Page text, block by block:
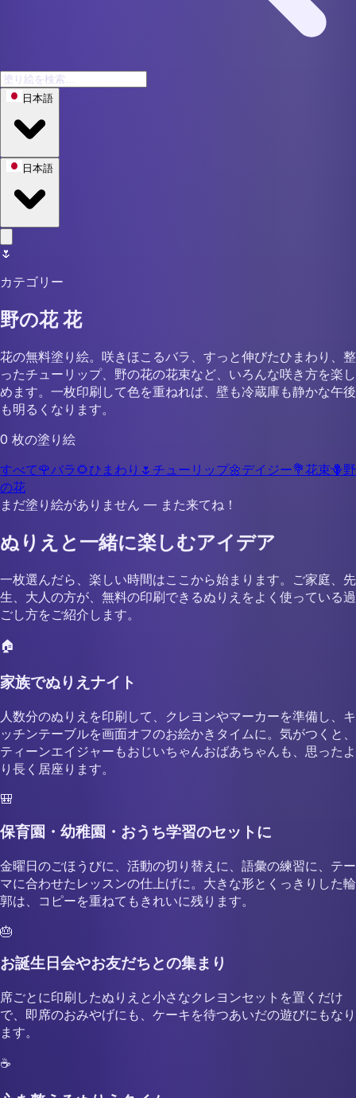
日本語
日本語
🌷
カテゴリー
野の花 花
花の無料塗り絵。咲きほこるバラ、すっと伸びたひまわり、整
ったチューリップ、野の花の花束など、いろんな咲き方を楽し
めます。一枚印刷して色を重ねれば、壁も冷蔵庫も静かな午後
も明るくなります。
0 枚の塗り絵
すべて🌹バラ 🌻ひまわり 🌷 チューリップ🌼デイジー💐花束🪻野
の花
まだ塗り絵がありません — また来てね！
ぬりえと一緒に楽しむアイデア
一枚選んだら、楽しい時間はここから始まります。ご家庭、先
生、大人の方が、無料の印刷できるぬりえをよく使っている過
ごし方をご紹介します。
🏠
家族でぬりえナイト
人数分のぬりえを印刷して、クレヨンやマーカーを準備し、キ
ッチンテーブルを画面オフのお絵かきタイムに。気がつくと、
ティーンエイジャーもおじいちゃんおばあちゃんも、思ったよ
り長く居座ります。
🎒
保育園・幼稚園・おうち学習のセットに
金曜日のごほうびに、活動の切り替えに、語彙の練習に、テー
マに合わせたレッスンの仕上げに。大きな形とくっきりした輪
郭は、コピーを重ねてもきれいに残ります。
🎂
お誕生日会やお友だちとの集まり
席ごとに印刷したぬりえと小さなクレヨンセットを置くだけ
で、即席のおみやげにも、ケーキを待つあいだの遊びにもなり
ます。
☕